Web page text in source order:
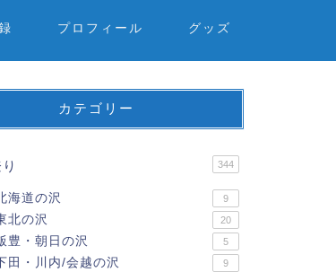
プロフィール グッズ
カテゴリー
344
海道の沢 9
北の沢 20
豊・朝日の沢 5
田・川内/会越の沢 9